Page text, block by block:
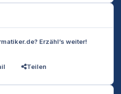
Erzähl’s weiter!
Teilen